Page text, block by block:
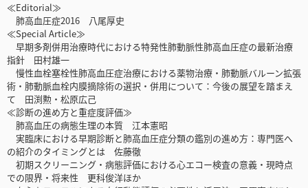
≪Editorial≫
肺高血圧症2016 八尾厚史
≪Special Article≫
早期多剤併用治療時代における特発性肺動脈性肺高血圧症の最新治療
指針 田村雄一
慢性血栓塞栓性肺高血圧症治療における薬物治療・肺動脈バルーン拡張
術・肺動脈血栓内膜摘除術の選択・併用について：今後の展望を踏まえ
て 田渕勲・松原広己
≪診断の進め方と重症度評価≫
肺高血圧の病態生理の本質 江本憲昭
実臨床における早期診断と肺高血圧症分類の鑑別の進め方：専門医へ
の紹介のタイミングとは 佐藤徹
初期スクリーニング・病態評価における心エコー検査の意義・現時点
での限界・将来性 更科俊洋ほか